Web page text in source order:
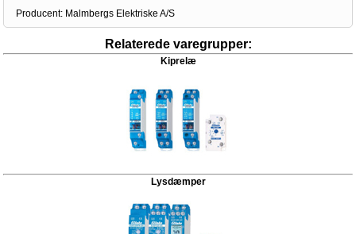
Producent: Malmbergs Elektriske A/S
Relaterede varegrupper:
Kiprelæ
Lysdæmper